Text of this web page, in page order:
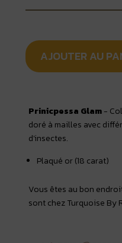
AJOUTER AU
Prinicpessa Glam-
doré à mailles avec
d'insectes.
Plaqué or (18 carat)
Vous êtes au bon
sont chez Turquoise By